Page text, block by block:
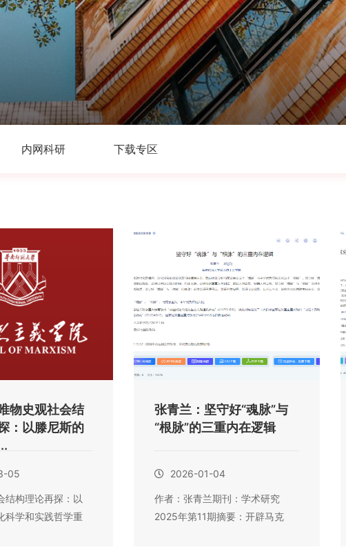
内网科研 下载专区
物史观社会结
：以滕尼斯的
05
结构理论再探：以
科学和实践哲学重
张青兰：坚守好“魂脉”与
“根脉”的三重内在逻辑
2026-01-04
作者：张青兰期刊：学术研究
2025年第11期摘要：开辟马克